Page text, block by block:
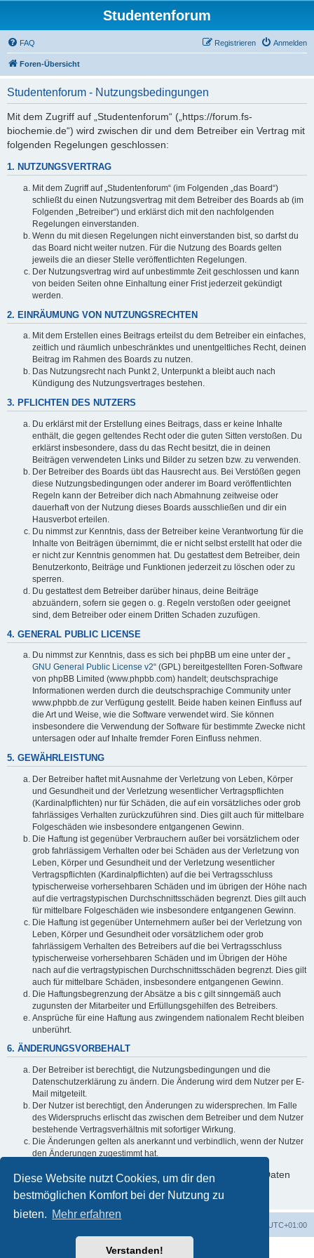
Diese Website nutzt Cookies, um dir den
bestmöglichen Komfort bei der Nutzung zu
bieten. Mehr erfahren
Verstanden!
Studentenforum
FAQ Anmelden
Registrieren
Foren-Übersicht
Studentenforum - Nutzungsbedingungen
Mit dem Zugriff auf „Studentenforum“ („https://forum.fs-
biochemie.de“) wird zwischen dir und dem Betreiber ein Vertrag mit
folgenden Regelungen geschlossen:
1. NUTZUNGSVERTRAG
Mit dem Zugriff auf „Studentenforum“ (im Folgenden „das Board“)
schließt du einen Nutzungsvertrag mit dem Betreiber des Boards ab (im
Folgenden „Betreiber“) und erklärst dich mit den nachfolgenden
Regelungen einverstanden.
Wenn du mit diesen Regelungen nicht einverstanden bist, so darfst du
das Board nicht weiter nutzen. Für die Nutzung des Boards gelten
jeweils die an dieser Stelle veröffentlichten Regelungen.
Der Nutzungsvertrag wird auf unbestimmte Zeit geschlossen und kann
von beiden Seiten ohne Einhaltung einer Frist jederzeit gekündigt
werden.
2. EINRÄUMUNG VON NUTZUNGSRECHTEN
Mit dem Erstellen eines Beitrags erteilst du dem Betreiber ein einfaches,
zeitlich und räumlich unbeschränktes und unentgeltliches Recht, deinen
Beitrag im Rahmen des Boards zu nutzen.
Das Nutzungsrecht nach Punkt 2, Unterpunkt a bleibt auch nach
Kündigung des Nutzungsvertrages bestehen.
3. PFLICHTEN DES NUTZERS
Du erklärst mit der Erstellung eines Beitrags, dass er keine Inhalte
enthält, die gegen geltendes Recht oder die guten Sitten verstoßen. Du
erklärst insbesondere, dass du das Recht besitzt, die in deinen
Beiträgen verwendeten Links und Bilder zu setzen bzw. zu verwenden.
Der Betreiber des Boards übt das Hausrecht aus. Bei Verstößen gegen
diese Nutzungsbedingungen oder anderer im Board veröffentlichten
Regeln kann der Betreiber dich nach Abmahnung zeitweise oder
dauerhaft von der Nutzung dieses Boards ausschließen und dir ein
Hausverbot erteilen.
Du nimmst zur Kenntnis, dass der Betreiber keine Verantwortung für die
Inhalte von Beiträgen übernimmt, die er nicht selbst erstellt hat oder die
er nicht zur Kenntnis genommen hat. Du gestattest dem Betreiber, dein
Benutzerkonto, Beiträge und Funktionen jederzeit zu löschen oder zu
sperren.
Du gestattest dem Betreiber darüber hinaus, deine Beiträge
abzuändern, sofern sie gegen o. g. Regeln verstoßen oder geeignet
sind, dem Betreiber oder einem Dritten Schaden zuzufügen.
4. GENERAL PUBLIC LICENSE
Du nimmst zur Kenntnis, dass es sich bei phpBB um eine unter der „
GNU General Public License v2“ (GPL) bereitgestellten Foren-Software
von phpBB Limited (www.phpbb.com) handelt; deutschsprachige
Informationen werden durch die deutschsprachige Community unter
www.phpbb.de zur Verfügung gestellt. Beide haben keinen Einfluss auf
die Art und Weise, wie die Software verwendet wird. Sie können
insbesondere die Verwendung der Software für bestimmte Zwecke nicht
untersagen oder auf Inhalte fremder Foren Einfluss nehmen.
5. GEWÄHRLEISTUNG
Der Betreiber haftet mit Ausnahme der Verletzung von Leben, Körper
und Gesundheit und der Verletzung wesentlicher Vertragspflichten
(Kardinalpflichten) nur für Schäden, die auf ein vorsätzliches oder grob
fahrlässiges Verhalten zurückzuführen sind. Dies gilt auch für mittelbare
Folgeschäden wie insbesondere entgangenen Gewinn.
Die Haftung ist gegenüber Verbrauchern außer bei vorsätzlichem oder
grob fahrlässigem Verhalten oder bei Schäden aus der Verletzung von
Leben, Körper und Gesundheit und der Verletzung wesentlicher
Vertragspflichten (Kardinalpflichten) auf die bei Vertragsschluss
typischerweise vorhersehbaren Schäden und im übrigen der Höhe nach
auf die vertragstypischen Durchschnittsschäden begrenzt. Dies gilt auch
für mittelbare Folgeschäden wie insbesondere entgangenen Gewinn.
Die Haftung ist gegenüber Unternehmern außer bei der Verletzung von
Leben, Körper und Gesundheit oder vorsätzlichem oder grob
fahrlässigem Verhalten des Betreibers auf die bei Vertragsschluss
typischerweise vorhersehbaren Schäden und im Übrigen der Höhe
nach auf die vertragstypischen Durchschnittsschäden begrenzt. Dies gilt
auch für mittelbare Schäden, insbesondere entgangenen Gewinn.
Die Haftungsbegrenzung der Absätze a bis c gilt sinngemäß auch
zugunsten der Mitarbeiter und Erfüllungsgehilfen des Betreibers.
Ansprüche für eine Haftung aus zwingendem nationalem Recht bleiben
unberührt.
6. ÄNDERUNGSVORBEHALT
Der Betreiber ist berechtigt, die Nutzungsbedingungen und die
Datenschutzerklärung zu ändern. Die Änderung wird dem Nutzer per E-
Mail mitgeteilt.
Der Nutzer ist berechtigt, den Änderungen zu widersprechen. Im Falle
des Widerspruchs erlischt das zwischen dem Betreiber und dem Nutzer
bestehende Vertragsverhältnis mit sofortiger Wirkung.
Die Änderungen gelten als anerkannt und verbindlich, wenn der Nutzer
den Änderungen zugestimmt hat.
Informationen über den Umgang mit deinen persönlichen Daten
sind in der Datenschutzerklärung enthalten.
UTC+01:00
Powered byphpBB® Forum Software © phpBB Limited